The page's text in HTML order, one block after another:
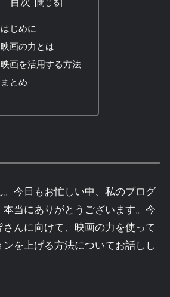
目次
はじめに
映画の力とは
映画を活用する方法
まとめ
。今日もお忙しい中、私のブログ
本当にありがとうございます。今
さんに向けて、映画の力を使って
ンを上げる方法についてお話しし